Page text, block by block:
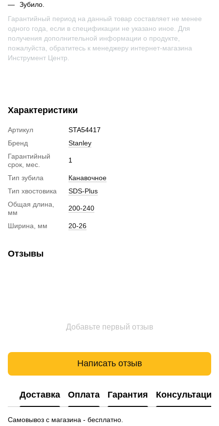
Зубило.
Гарантийный период на данный товар составляет не менее
одного года, если в спецификации не указано иное. Для
получения дополнительной информации о продукте,
пожалуйста, обратитесь к менеджеру интернет-магазина
Инструмент Центр.
Характеристики
Артикул
STA54417
Бренд
Stanley
Гарантийный
срок, мес.
1
Тип зубила
Канавочное
Тип хвостовика
SDS-Plus
Общая длина,
мм
200-240
Ширина, мм 20-26
Отзывы
Добавьте первый отзыв
Написать отзыв
Доставка Оплата Гарантия Консультация
Самовывоз с магазина - бесплатно.